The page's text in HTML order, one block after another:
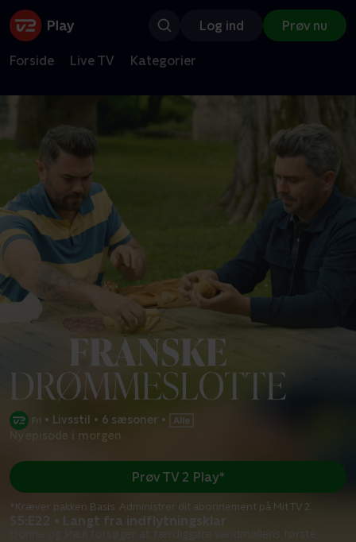
Log ind Prøv nu
Forside Live TV Kategorier
• Livsstil • 6 sæsoner •
Ny episode i morgen
S5:E22 • Langt fra indflytningsklar
Donna og Paul forsøger at færdiggøre vandmøllens første
Prøv TV 2 Play*
*Kræver pakken Basis. Administrer dit abonnement på Mit TV 2.